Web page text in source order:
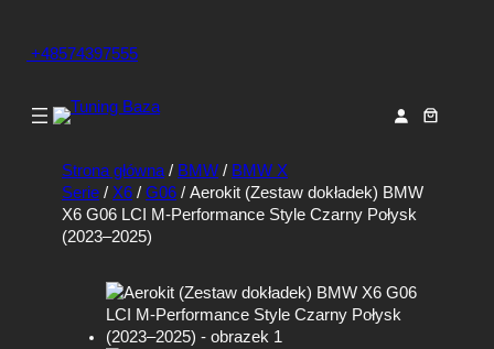
+48574397555
Strona główna / BMW / BMW X
Serie / X6 / G06 / Aerokit (Zestaw dokładek) BMW
X6 G06 LCI M-Performance Style Czarny Połysk
(2023–2025)